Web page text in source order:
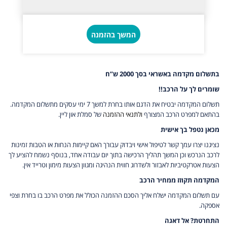
המשך בהזמנה
בתשלום מקדמה באשראי בסך 2000 ש”ח
שומרים לך על הרכב!!
תשלום המקדמה יבטיח את הדגם אותו בחרת למשך 7 ימי עסקים מתשלום המקדמה.
בהתאם למפרט הרכב המצורף ולתנאי ההזמנה של סמלת און ליין.
מכאן נטפל בך אישית
נציגנו יצרו עמך קשר לטיפול אישי ויבדוק עבורך האם קיימות הנחות או הטבות זמינות
לרכב הנרכש וכן המשך תהליך הרכישה בתוך יום עבודה אחד, בנוסף נשמח להציע לך
הצעות אטרקטיביות לאבזור ולשדרוג חווית הנהיגה ומגוון הצעות מימון וטרייד אין.
המקדמה תקוזז ממחיר הרכב
עם תשלום המקדמה ישלח אליך הסכם ההזמנה הכולל את מפרט הרכב בו בחרת וצפי
אספקה.
התחרטת? אל דאגה